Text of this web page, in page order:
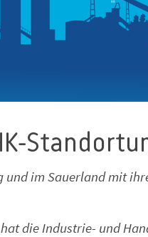
im Sauerland mit
die Industrie- und